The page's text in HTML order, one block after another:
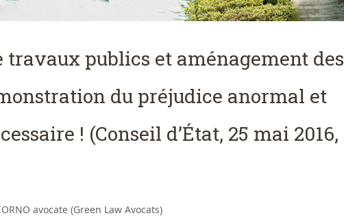
travaux publics et aménagement des
du préjudice anormal et
! (Conseil d’État, 25 mai 2016,
avocate (Green Law Avocats)